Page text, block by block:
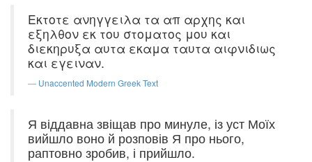
Εκτοτε ανηγγειλα τα απ αρχης και
εξηλθον εκ του στοματος μου και
διεκηρυξα αυτα εκαμα ταυτα αιφνιδιως
και εγειναν.
Unaccented Modern Greek Text
Я віддавна звіщав про минуле, із уст Моїх
вийшло воно й розповів Я про нього,
раптовно зробив, і прийшло.